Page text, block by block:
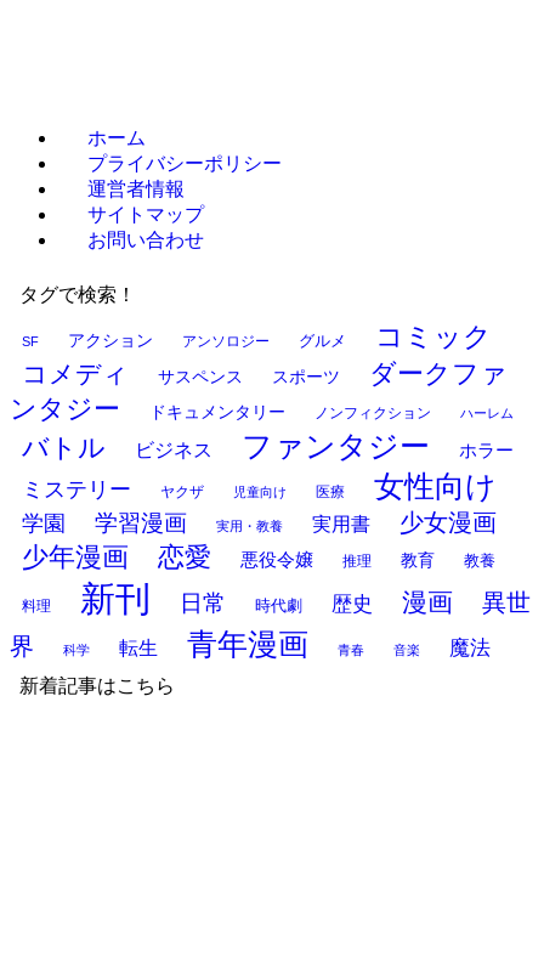
ホーム
プライバシーポリシー
運営者情報
サイトマップ
お問い合わせ
タグで検索！
SF アクション アンソロジー グルメ コミック
コメディ サスペンス スポーツ
ダークファ
ンタジー
ドキュメンタリー ノンフィクション ハーレム
バトル ビジネス ファンタジー ホラー
ミステリー ヤクザ 児童向け 医療 女性向け
学園 学習漫画 実用・教養 実用書 少女漫画
少年漫画 恋愛 悪役令嬢 推理 教育 教養
料理 新刊 日常 時代劇 歴史 漫画
異世
界
科学 転生 青年漫画 青春 音楽 魔法
新着記事はこちら